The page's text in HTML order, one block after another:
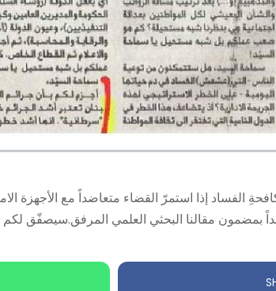
إذا استمرّ القضاء متعاضداً مع الأجهزة
مقالنا البحثي العلمي المرفق.سيصفّق لكم